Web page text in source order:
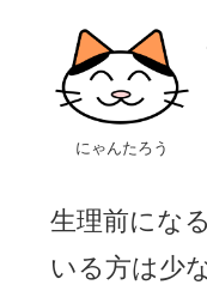
にゃんたろう
生理前にな
いる方は少